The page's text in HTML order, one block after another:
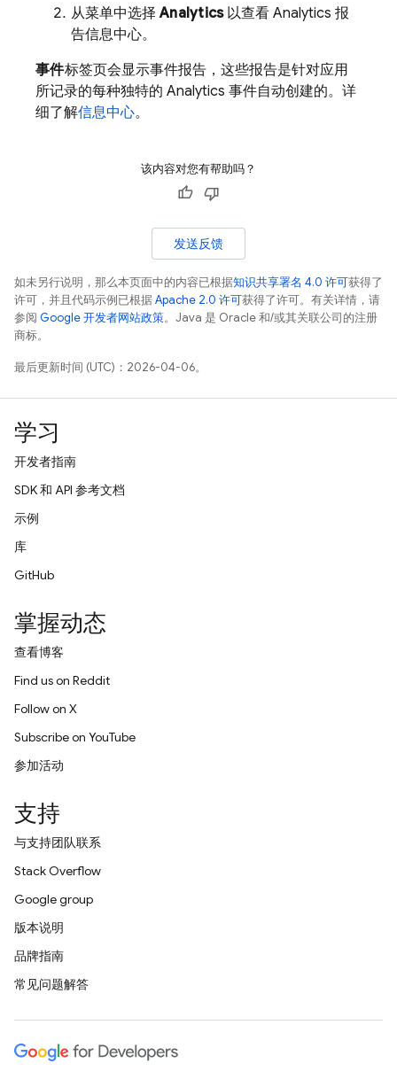
从菜单中选择Analytics以查看Analytics 报
告信息中心。
事件标签页会显示事件报告，这些报告是针对应用
所记录的每种独特的 Analytics 事件自动创建的。详
细了解信息中心。
该内容对您有帮助吗？
发送反馈
如未另行说明，那么本页面中的内容已根据知识共享署名 4.0 许可获得了
许可，并且代码示例已根据Apache 2.0 许可获得了许可。有关详情，请
参阅 Google 开发者网站政策。Java 是 Oracle 和/或其关联公司的注册
商标。
最后更新时间 (UTC)：2026-04-06。
学习
开发者指南
SDK 和 API 参考文档
示例
库
GitHub
掌握动态
查看博客
Find us on Reddit
Follow on X
Subscribe on YouTube
参加活动
支持
与支持团队联系
Stack Overflow
Google group
版本说明
品牌指南
常见问题解答